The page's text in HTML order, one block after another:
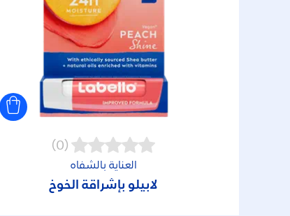
(0)
العناية بالشفاه
لابيلو بإشراقة الخوخ